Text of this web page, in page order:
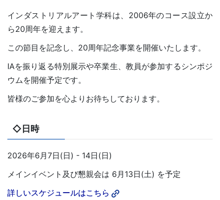
インダストリアルアート学科は、2006年のコース設立か
ら20周年を迎えます。
この節目を記念し、20周年記念事業を開催いたします。
IAを振り返る特別展示や卒業生、教員が参加するシンポジ
ウムを開催予定です。
皆様のご参加を心よりお待ちしております。
◇日時
2026年6月7日(日) - 14日(日)
メインイベント及び懇親会は 6月13日(土) を予定
詳しいスケジュールはこちら